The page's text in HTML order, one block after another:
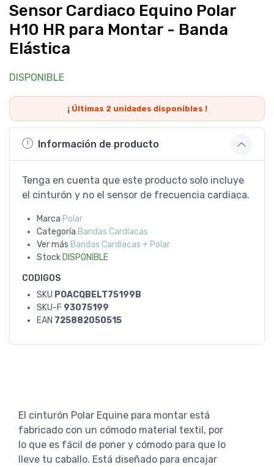
Sensor Cardiaco Equino Polar
H10 HR para Montar - Banda
Elástica
DISPONIBLE
¡ Últimas 2 unidades disponibles !
Información de producto
Tenga en cuenta que este producto solo incluye
el cinturón y no el sensor de frecuencia cardiaca.
Marca Polar
Categoría Bandas Cardíacas
Ver más Bandas Cardíacas + Polar
Stock DISPONIBLE
CODIGOS
SKU POACQBELT75199B
SKU-F 93075199
EAN 725882050515
El cinturón Polar Equine para montar está
fabricado con un cómodo material textil, por
lo que es fácil de poner y cómodo para que lo
lleve tu caballo. Está diseñado para encajar